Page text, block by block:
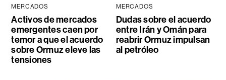
MERCADOS
Activos de mercados
emergentes caen por
temor a que el acuerdo
sobre Ormuz eleve las
tensiones
MERCADOS
Dudas sobre el acuerdo
entre Irán y Omán para
reabrir Ormuz impulsan
al petróleo